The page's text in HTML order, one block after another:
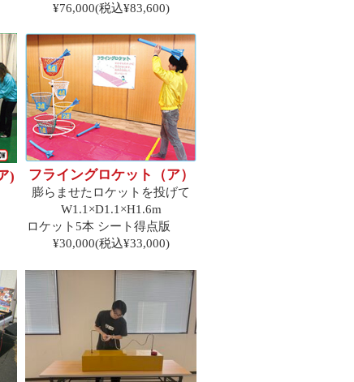
¥76,000(税込¥83,600)
) フライングロケット（ア）
膨らませたロケットを投げて
W1.1×D1.1×H1.6m
ロケット5本 シート得点版
¥30,000(税込¥33,000)